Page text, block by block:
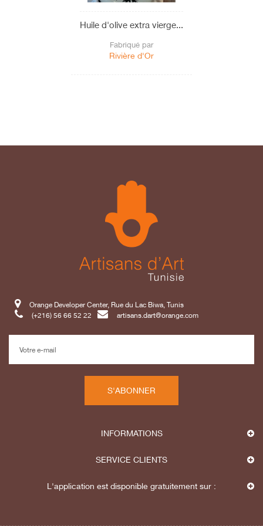
Huile d'olive extra vierge...
Fabriqué par
Rivière d'Or
Orange Developer Center, Rue du Lac Biwa, Tunis
(+216) 56 66 52 22
artisans.dart@orange.com
S'ABONNER
INFORMATIONS
SERVICE CLIENTS
L'application est disponible gratuitement sur :